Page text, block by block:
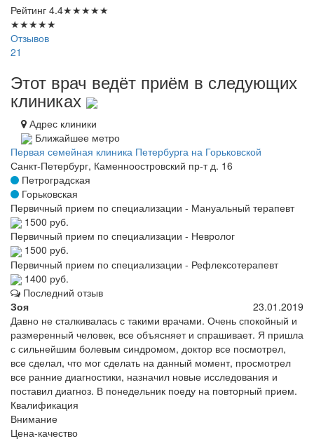
Рейтинг 4.4★★★★★
★★★★★
Отзывов
21
Этот врач ведёт приём в следующих
клиниках
Адрес клиники
Ближайшее метро
Первая семейная клиника Петербурга на Горьковской
Санкт-Петербург, Каменноостровский пр-т д. 16
Петроградская
Горьковская
Первичный прием по специализации - Мануальный терапевт
1500 руб.
Первичный прием по специализации - Невролог
1500 руб.
Первичный прием по специализации - Рефлексотерапевт
1400 руб.
Последний отзыв
Зоя
23.01.2019
Давно не сталкивалась с такими врачами. Очень спокойный и
размеренный человек, все объясняет и спрашивает. Я пришла
с сильнейшим болевым синдромом, доктор все посмотрел,
все сделал, что мог сделать на данный момент, просмотрел
все ранние диагностики, назначил новые исследования и
поставил диагноз. В понедельник поеду на повторный прием.
Квалификация
Внимание
Цена-качество